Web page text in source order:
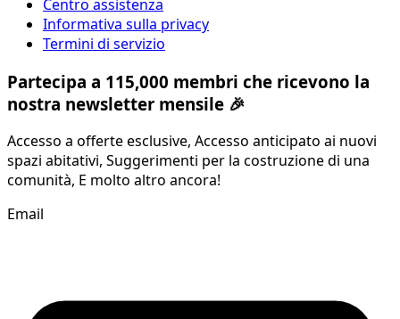
Centro assistenza
Informativa sulla privacy
Termini di servizio
Partecipa a 115,000 membri che ricevono la
nostra newsletter mensile 🎉
Accesso a offerte esclusive, Accesso anticipato ai nuovi
spazi abitativi, Suggerimenti per la costruzione di una
comunità, E molto altro ancora!
Email